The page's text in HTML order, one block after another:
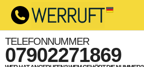
TELEFONNUMMER
07902271869